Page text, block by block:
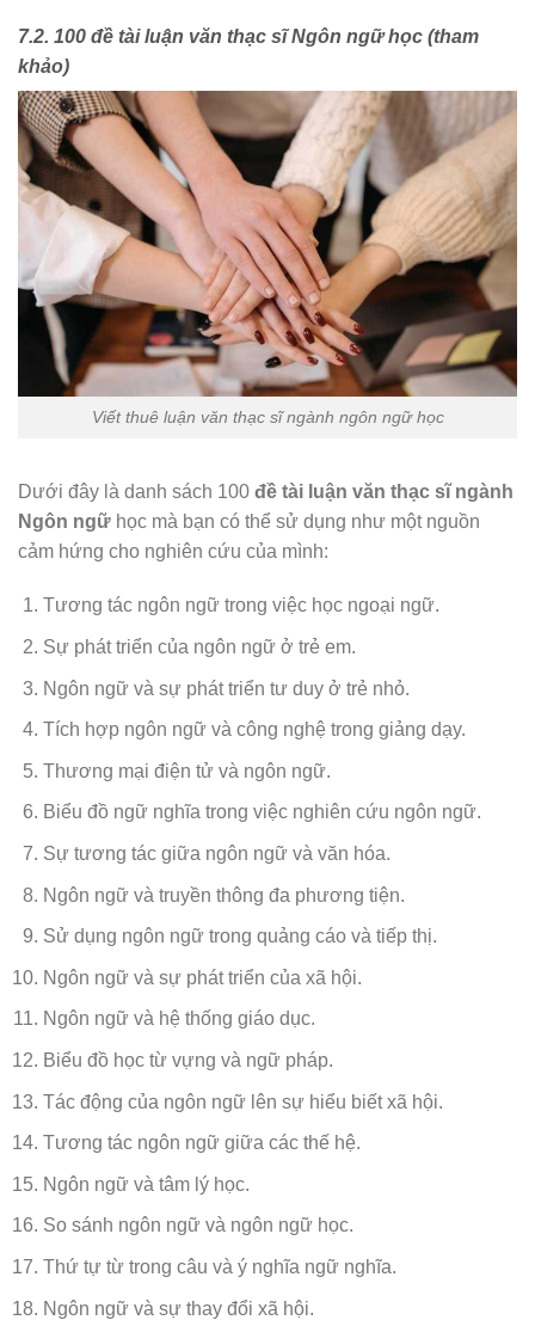
7.2. 100 đề tài luận văn thạc sĩ Ngôn ngữ học (tham
khảo)
Viết thuê luận văn thạc sĩ ngành ngôn ngữ học
Dưới đây là danh sách 100 đề tài luận văn thạc sĩ ngành
Ngôn ngữ học mà bạn có thể sử dụng như một nguồn
cảm hứng cho nghiên cứu của mình:
Tương tác ngôn ngữ trong việc học ngoại ngữ.
Sự phát triển của ngôn ngữ ở trẻ em.
Ngôn ngữ và sự phát triển tư duy ở trẻ nhỏ.
Tích hợp ngôn ngữ và công nghệ trong giảng dạy.
Thương mại điện tử và ngôn ngữ.
Biểu đồ ngữ nghĩa trong việc nghiên cứu ngôn ngữ.
Sự tương tác giữa ngôn ngữ và văn hóa.
Ngôn ngữ và truyền thông đa phương tiện.
Sử dụng ngôn ngữ trong quảng cáo và tiếp thị.
Ngôn ngữ và sự phát triển của xã hội.
Ngôn ngữ và hệ thống giáo dục.
Biểu đồ học từ vựng và ngữ pháp.
Tác động của ngôn ngữ lên sự hiểu biết xã hội.
Tương tác ngôn ngữ giữa các thế hệ.
Ngôn ngữ và tâm lý học.
So sánh ngôn ngữ và ngôn ngữ học.
Thứ tự từ trong câu và ý nghĩa ngữ nghĩa.
Ngôn ngữ và sự thay đổi xã hội.